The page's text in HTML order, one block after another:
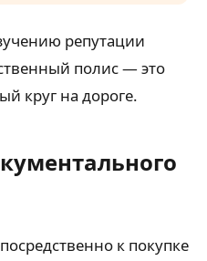
репутации
полис — это
круг на дороге.
к покупке